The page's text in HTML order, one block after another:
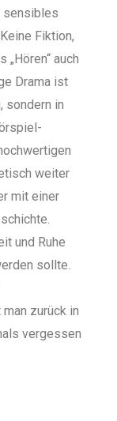
sensibles
Fiktion,
auch
Drama ist
sondern in
weiter
mit einer
und Ruhe
sollte.
zurück in
vergessen